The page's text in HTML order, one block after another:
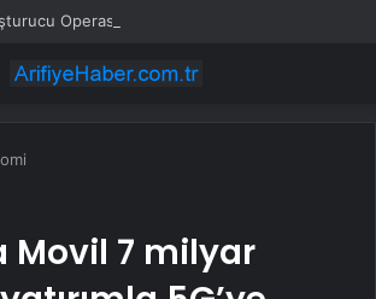
Operasyonu: 2 Şüpheli Tutuklandı
Movil 7 milyar